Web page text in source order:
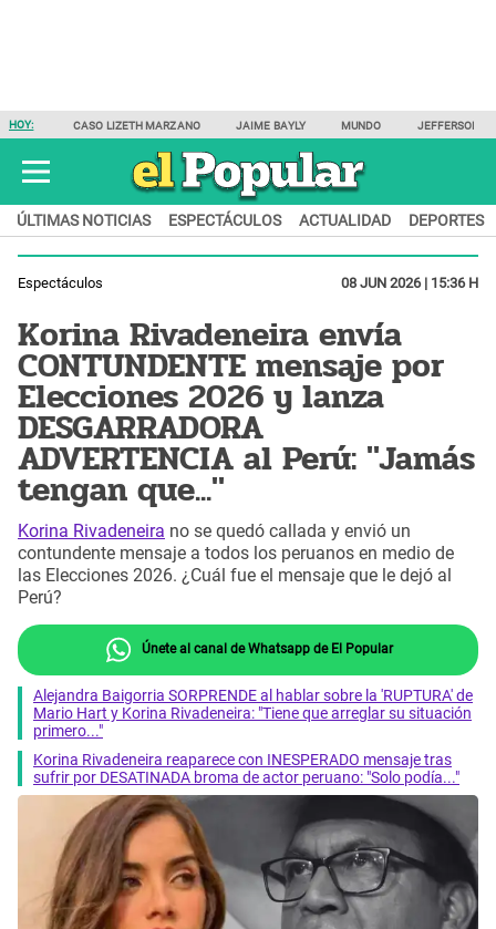
HOY: CASO LIZETH MARZANO JAIME BAYLY MUNDO JEFFERSON
ÚLTIMAS NOTICIAS ESPECTÁCULOS ACTUALIDAD DEPORTES
Espectáculos 08 JUN 2026 | 15:36 H
Korina Rivadeneira envía
CONTUNDENTE mensaje por
Elecciones 2026 y lanza
DESGARRADORA
ADVERTENCIA al Perú: "Jamás
tengan que..."
Korina Rivadeneira no se quedó callada y envió un
contundente mensaje a todos los peruanos en medio de
las Elecciones 2026. ¿Cuál fue el mensaje que le dejó al
Perú?
Únete al canal de Whatsapp de El Popular
Alejandra Baigorria SORPRENDE al hablar sobre la 'RUPTURA' de
Mario Hart y Korina Rivadeneira: "Tiene que arreglar su situación
primero..."
Korina Rivadeneira reaparece con INESPERADO mensaje tras
sufrir por DESATINADA broma de actor peruano: "Solo podía..."